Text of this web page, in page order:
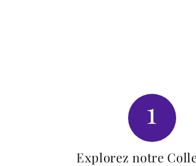
1
Explorez notre